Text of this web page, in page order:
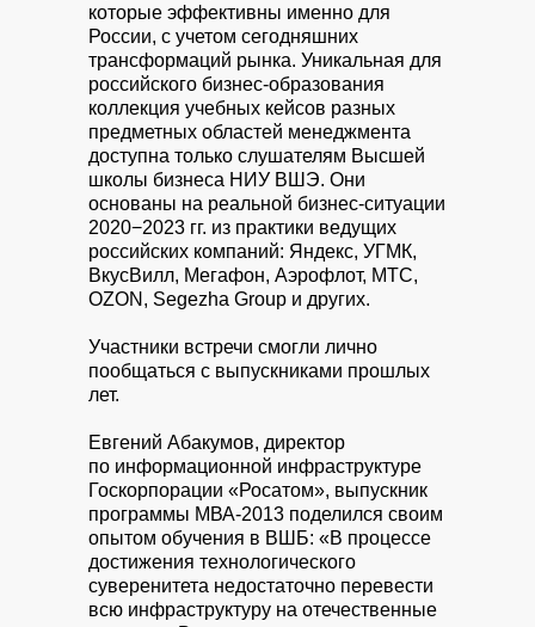
которые эффективны именно для
России, с учетом сегодняшних
трансформаций рынка. Уникальная для
российского бизнес-образования
коллекция учебных кейсов разных
предметных областей менеджмента
доступна только слушателям Высшей
школы бизнеса НИУ ВШЭ. Они
основаны на реальной бизнес-ситуации
2020−2023 гг. из практики ведущих
российских компаний: Яндекс, УГМК,
ВкусВилл, Мегафон, Аэрофлот, МТС,
OZON, Segezha Group и других.
Участники встречи смогли лично
пообщаться с выпускниками прошлых
лет.
Евгений Абакумов, директор
по информационной инфраструктуре
Госкорпорации «Росатом», выпускник
программы МВА-2013 поделился своим
опытом обучения в ВШБ: «В процессе
достижения технологического
суверенитета недостаточно перевести
всю инфраструктуру на отечественные